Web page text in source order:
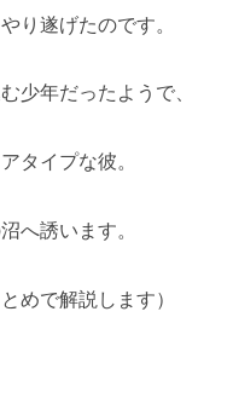
り遂げたのです。
少年だったようで、
タイプな彼。
へ誘います。
めで解説します）